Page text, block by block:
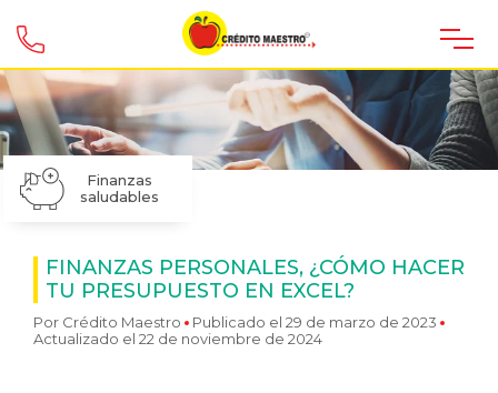
Finanzas
saludables
FINANZAS PERSONALES, ¿CÓMO HACER
TU PRESUPUESTO EN EXCEL?
Por Crédito Maestro
Publicado el 29 de marzo de 2023
Actualizado el 22 de noviembre de 2024